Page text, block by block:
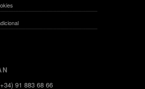
91 883 68 66